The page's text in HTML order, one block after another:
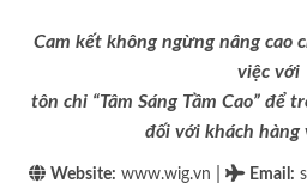
Cam kết không ngừng nâng cao
việc với
tôn chỉ “Tâm Sáng Tầm Cao” để
đối với khách hàng
Website: www.wig.vn Email :